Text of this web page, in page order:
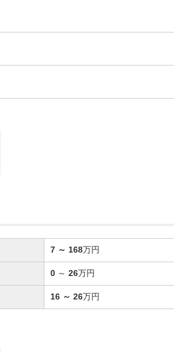
7 ～ 168万円
0 ～ 26万円
16 ～ 26万円